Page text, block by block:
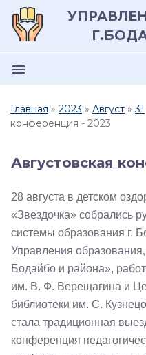
menu
Главная » 2023 » Август » 31
конференция - 2023
Августовская
28 августа в детском
«Звездочка» собрались
системы образования г.
Управления
Бодайбо и района»,
им. В. Ф. Верещагина и
библиотеки им. С.
стала традиционная
конференция